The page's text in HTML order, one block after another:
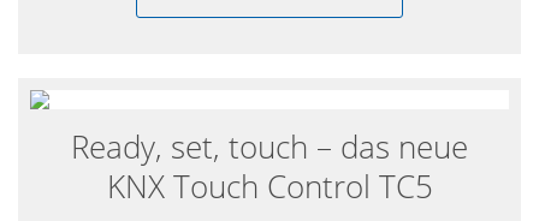
Ready, set, touch – das neue
KNX Touch Control TC5